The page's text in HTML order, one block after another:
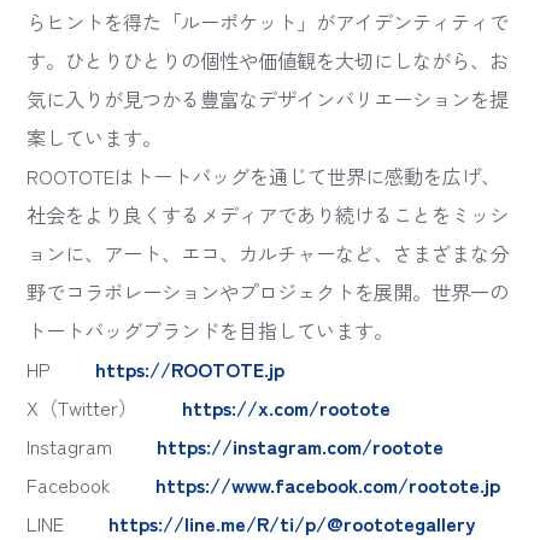
らヒントを得た「ルーポケット」がアイデンティティで
す。ひとりひとりの個性や価値観を大切にしながら、お
気に入りが見つかる豊富なデザインバリエーションを提
案しています。
ROOTOTEはトートバッグを通じて世界に感動を広げ、
社会をより良くするメディアであり続けることをミッシ
ョンに、アート、エコ、カルチャーなど、さまざまな分
野でコラボレーションやプロジェクトを展開。世界一の
トートバッグブランドを目指しています。
HP https://ROOTOTE.jp
X（Twitter） https://x.com/rootote
Instagram https://instagram.com/rootote
Facebook https://www.facebook.com/rootote.jp
LINE https://line.me/R/ti/p/@roototegallery